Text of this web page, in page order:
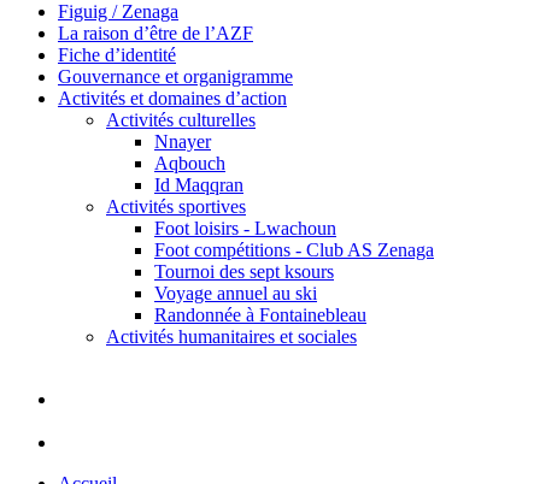
Figuig / Zenaga
La raison d’être de l’AZF
Fiche d’identité
Gouvernance et organigramme
Activités et domaines d’action
Activités culturelles
Nnayer
Aqbouch
Id Maqqran
Activités sportives
Foot loisirs - Lwachoun
Foot compétitions - Club AS Zenaga
Tournoi des sept ksours
Voyage annuel au ski
Randonnée à Fontainebleau
Activités humanitaires et sociales